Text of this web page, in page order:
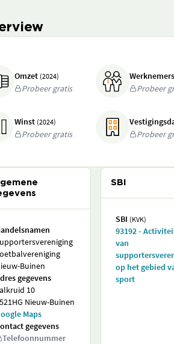
Omzet (2024)
Probeer gratis
Probeer
Winst (2024)
Probeer gratis
Probeer
Buinen
gegevens
10
Nieuw-Buinen
Maps
gegevens
Telefoonnummer
SBI
SBI (KVK)
93192 -
van
op het gebied
sport